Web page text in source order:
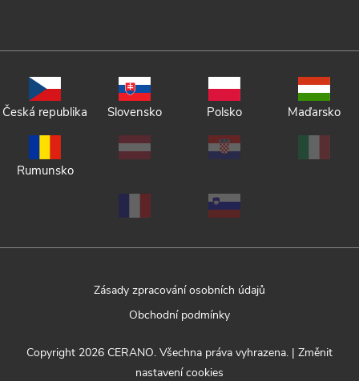
Česká republika Slovensko Polsko Maďarsko
Rumunsko
Zásady zpracování osobních údajů
Obchodní podmínky
Copyright 2026 CERANO. Všechna práva vyhrazena. | Změnit
nastavení cookies